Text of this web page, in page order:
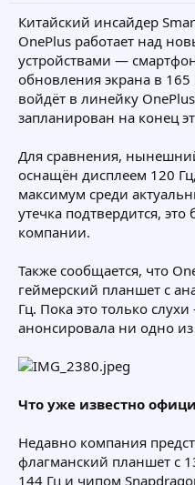
т
е
м
ы
а
ч
а
л
а
Китайский инсайдер
OnePlus работает над
устройствами —
обновления экрана в
войдёт в линейку
запланирован на конец
Для сравнения,
оснащён дисплеем 120
максимум среди
утечка подтвердится,
компании.
Также сообщается, что
геймерский планшет с
Гц. Пока это только
анонсировала ни одно из
Что уже известно
Недавно компания
флагманский планшет с
144 Гц и чипом